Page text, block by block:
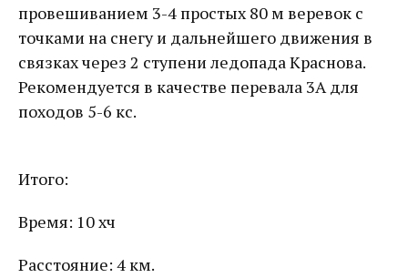
провешиванием 3-4 простых 80 м веревок с
точками на снегу и дальнейшего движения в
связках через 2 ступени ледопада Краснова.
Рекомендуется в качестве перевала 3А для
походов 5-6 кс.
Итого:
Время: 10 хч
Расстояние: 4 км.